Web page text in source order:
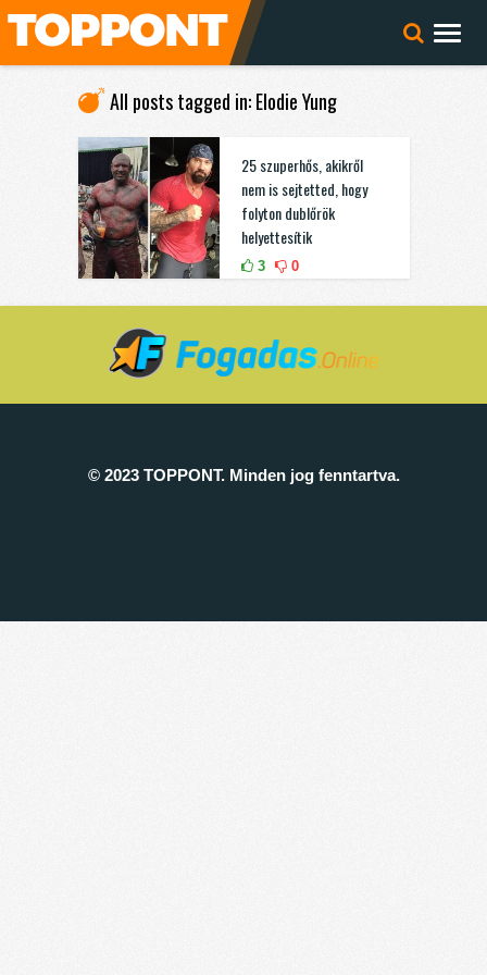
All posts tagged in: Elodie Yung
25 szuperhős, akikről
nem is sejtetted, hogy
folyton dublőrök
helyettesítik
3 0
© 2023 TOPPONT. Minden jog fenntartva.